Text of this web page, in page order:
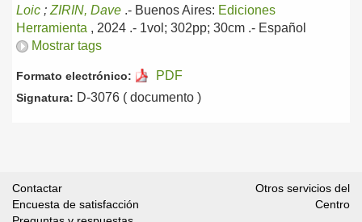
Loic ; ZIRIN, Dave .- Buenos Aires: Ediciones
Herramienta , 2024 .- 1vol; 302pp; 30cm .- Español
Mostrar tags
Formato electrónico: PDF
Signatura: D-3076 ( documento )
Contactar
Encuesta de satisfacción
Otros servicios del
Centro